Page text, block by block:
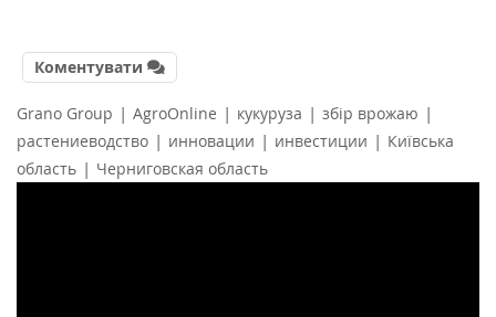
Коментувати
Grano Group | AgroOnline | кукуруза | збір врожаю |
растениеводство | инновации | инвестиции | Київська
область | Черниговская область